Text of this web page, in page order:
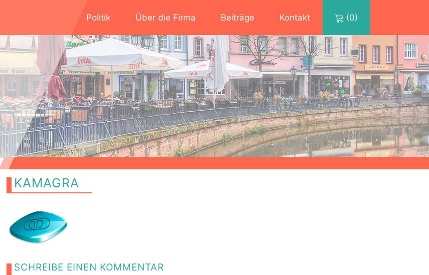
Politik Über die Firma Beiträge Kontakt (0)
KAMAGRA
SCHREIBE EINEN KOMMENTAR